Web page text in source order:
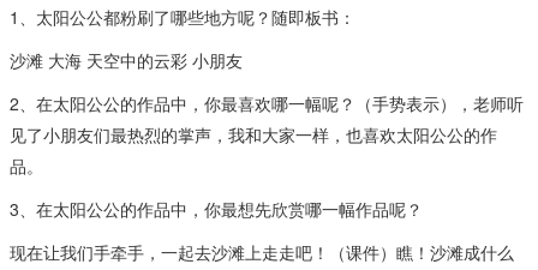
1、太阳公公都粉刷了哪些地方呢？随即板书：
沙滩 大海 天空中的云彩 小朋友
2、在太阳公公的作品中，你最喜欢哪一幅呢？（手势表示），老师听
见了小朋友们最热烈的掌声，我和大家一样，也喜欢太阳公公的作
品。
3、在太阳公公的作品中，你最想先欣赏哪一幅作品呢？
现在让我们手牵手，一起去沙滩上走走吧！（课件）瞧！沙滩成什么